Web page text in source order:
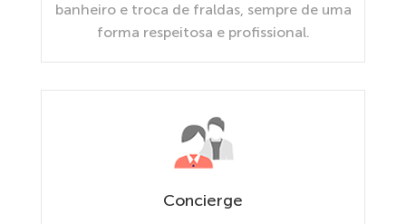
banheiro e troca de fraldas, sempre de uma
forma respeitosa e profissional.
Concierge